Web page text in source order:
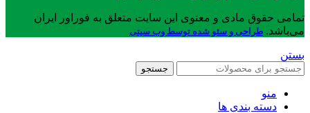
تمامی حقوق مادی و معنوی این سایت متعلق به فوراور ایران
می‌باشد. طراحی و سئو شده توسط وب سیتی
بستن
جستجو
منو
دسته بندی ها